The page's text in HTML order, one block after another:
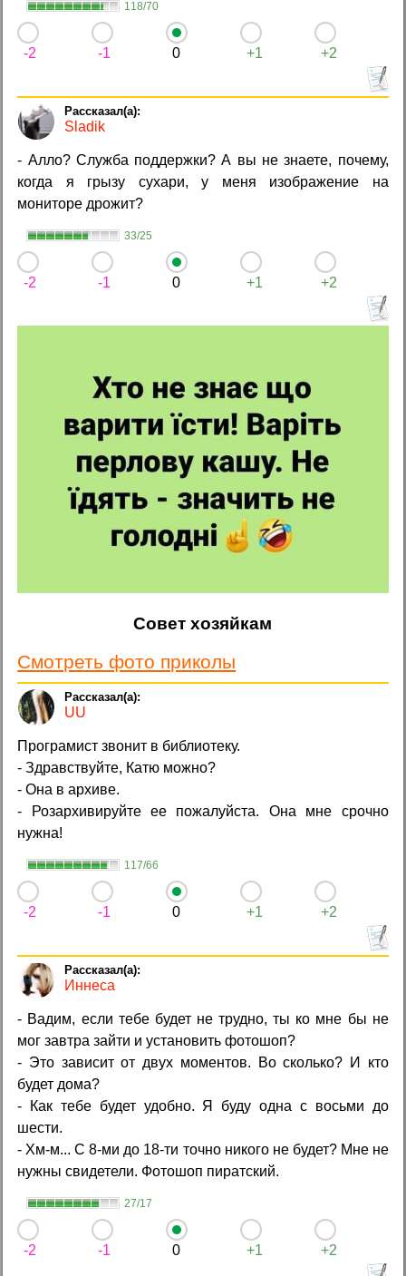
118/70
-2 -1 0 +1 +2
Sladik
- Алло? Служба поддержки? А вы не знаете, почему,
когда я грызу сухари, у меня изображение на
мониторе дрожит?
33/25
-2 -1 0 +1 +2
Совет хозяйкам
Смотреть фото приколы
UU
Програмист звонит в библиотеку.
- Здравствуйте, Катю можно?
- Она в архиве.
- Розархивируйте ее пожалуйста. Она мне срочно
нужна!
117/66
-2 -1 0 +1 +2
Иннеса
- Вадим, если тебе будет не трудно, ты ко мне бы не
мог завтра зайти и установить фотошоп?
- Это зависит от двух моментов. Во сколько? И кто
будет дома?
- Как тебе будет удобно. Я буду одна с восьми до
шести.
- Хм-м... С 8-ми до 18-ти точно никого не будет? Мне не
нужны свидетели. Фотошоп пиратский.
27/17
-2 -1 0 +1 +2